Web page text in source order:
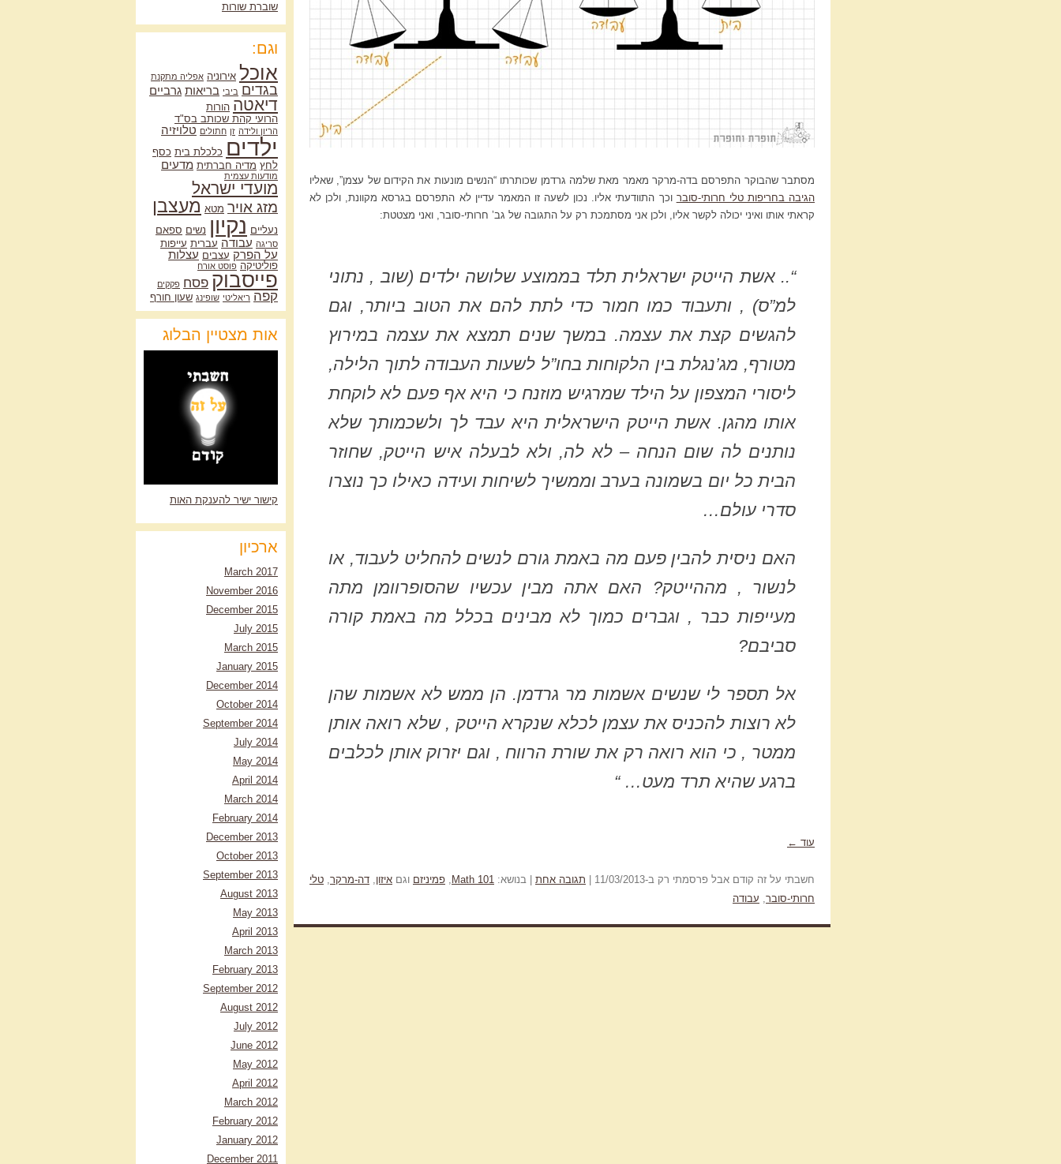
מסתבר שהבוקר התפרסם בדה-מרקר מאמר מאת שלמה גרדמן שכותרתו “הנשים מונעות את הקידום של עצמן”, שאליו
הגיבה בחריפות טלי חרותי-סובר וכך התוודעתי אליו. נכון לשעה זו המאמר עדיין לא התפרסם בגרסא מקוונת, ולכן לא
קראתי אותו ואיני יכולה לקשר אליו, ולכן אני מסתמכת רק על התגובה של גב’ חרותי-סובר, ואני מצטטת:
“.. אשת הייטק ישראלית תלד בממוצע שלושה ילדים (שוב , נתוני
למ”ס) , ותעבוד כמו חמור כדי לתת להם את הטוב ביותר, וגם
להגשים קצת את עצמה. במשך שנים תמצא את עצמה במירוץ
מטורף, מג’נגלת בין הלקוחות בחו”ל לשעות העבודה לתוך הלילה,
ליסורי המצפון על הילד שמרגיש מוזנח כי היא אף פעם לא לוקחת
אותו מהגן. אשת הייטק הישראלית היא עבד לך ולשכמותך שלא
נותנים לה שום הנחה – לא לה, ולא לבעלה איש הייטק, שחוזר
הבית כל יום בשמונה בערב וממשיך לשיחות ועידה כאילו כך נוצרו
סדרי עולם…
האם ניסית להבין פעם מה באמת גורם לנשים להחליט לעבוד, או
לנשור , מההייטק? האם אתה מבין עכשיו שהסופרוומן מתה
מעייפות כבר , וגברים כמוך לא מבינים בכלל מה באמת קורה
סביבם?
אל תספר לי שנשים אשמות מר גרדמן. הן ממש לא אשמות שהן
לא רוצות להכניס את עצמן לכלא שנקרא הייטק , שלא רואה אותן
ממטר , כי הוא רואה רק את שורת הרווח , וגם יזרוק אותן לכלבים
ברגע שהיא תרד מעט… “
עוד ←
חשבתי על זה קודם אבל פרסמתי רק ב-11/03/2013 | תגובה אחת | בנושא: Math 101 פמיניזם וגם איזון דה-מרקר טלי
חרותי-סובר עבודה
שוברת שורות
וגם:
אוכל אירוניה אפליה מתקנת
בגדים ביבי בריאות גרביים
דיאטה הורות
הרועי קהת שכותב בס"ד
הריון ולידה זן חתולים טלויזיה
ילדים כלכלת בית כסף
לחץ מדיה חברתית מדעים
מודעות עצמית
מועדי ישראל
מזג אויר מטא מעצבן
נעליים נקיון נשים ספאם
סריגה עבודה עברית עייפות
על הפרק עצבים עצלות
פוליטיקה פוסט אורח
פייסבוק פסח פקקים
קפה ריאליטי שופינג שעון חורף
אות מצטיין הבלוג
קישור ישיר להענקת האות
ארכיון
March 2017
November 2016
December 2015
July 2015
March 2015
January 2015
December 2014
October 2014
September 2014
July 2014
May 2014
April 2014
March 2014
February 2014
December 2013
October 2013
September 2013
August 2013
May 2013
April 2013
March 2013
February 2013
September 2012
August 2012
July 2012
June 2012
May 2012
April 2012
March 2012
February 2012
January 2012
December 2011